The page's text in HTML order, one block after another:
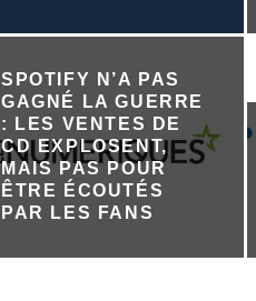
SPOTIFY N’A PAS
GAGNÉ LA GUERRE
: LES VENTES DE
CD EXPLOSENT,
MAIS PAS POUR
ÊTRE ÉCOUTÉS
PAR LES FANS